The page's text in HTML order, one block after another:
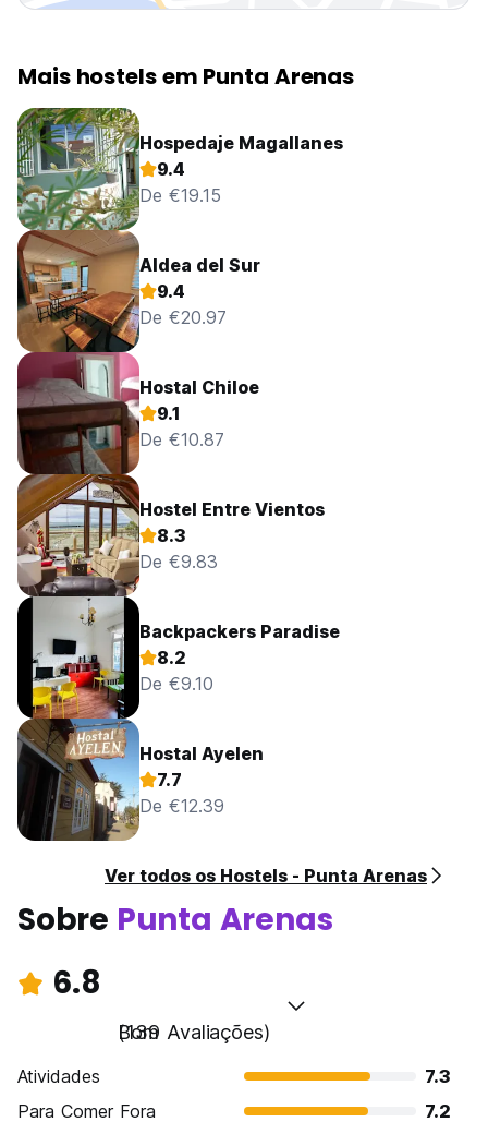
Mais hostels em Punta Arenas
Hospedaje Magallanes
9.4
De €19.15
Aldea del Sur
9.4
De €20.97
Hostal Chiloe
9.1
De €10.87
Hostel Entre Vientos
8.3
De €9.83
Backpackers Paradise
8.2
De €9.10
Hostal Ayelen
7.7
De €12.39
Ver todos os Hostels - Punta Arenas
Sobre Punta Arenas
6.8
Bom
(139 Avaliações)
Atividades
7.3
Para Comer Fora
7.2